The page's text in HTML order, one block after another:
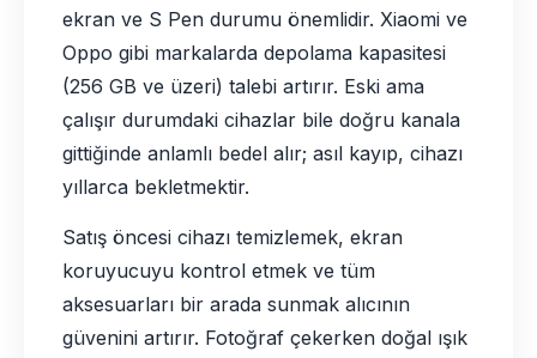
ekran ve S Pen durumu önemlidir. Xiaomi ve
Oppo gibi markalarda depolama kapasitesi
(256 GB ve üzeri) talebi artırır. Eski ama
çalışır durumdaki cihazlar bile doğru kanala
gittiğinde anlamlı bedel alır; asıl kayıp, cihazı
yıllarca bekletmektir.
Satış öncesi cihazı temizlemek, ekran
koruyucuyu kontrol etmek ve tüm
aksesuarları bir arada sunmak alıcının
güvenini artırır. Fotoğraf çekerken doğal ışık